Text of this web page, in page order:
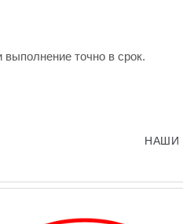
выполнение точно в срок.
НАШИ